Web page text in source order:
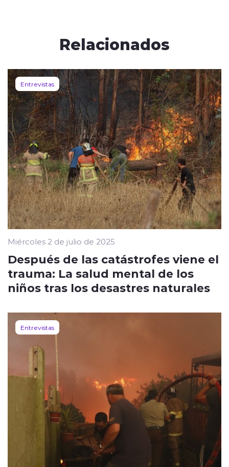
Relacionados
Entrevistas
Miércoles 2 de julio de 2025
Después de las catástrofes viene el
trauma: La salud mental de los
niños tras los desastres naturales
Entrevistas